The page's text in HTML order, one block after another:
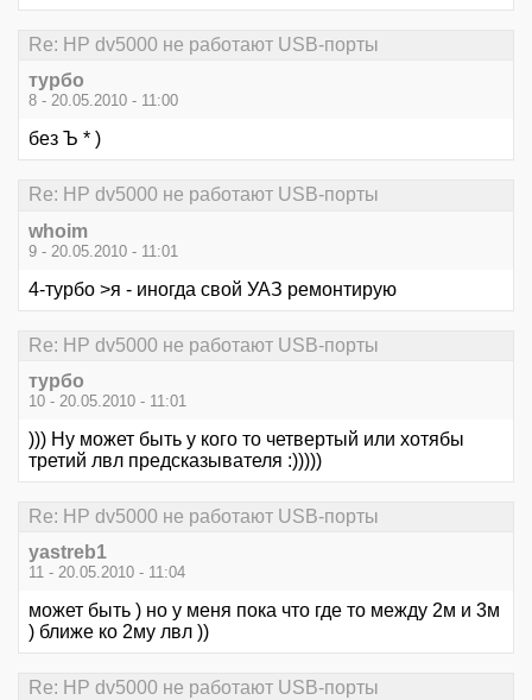
Re: HP dv5000 не работают USB-порты
турбо
8 - 20.05.2010 - 11:00
без Ъ * )
Re: HP dv5000 не работают USB-порты
whoim
9 - 20.05.2010 - 11:01
4-турбо >я - иногда свой УАЗ ремонтирую
Re: HP dv5000 не работают USB-порты
турбо
10 - 20.05.2010 - 11:01
))) Ну может быть у кого то четвертый или хотябы
третий лвл предсказывателя :)))))
Re: HP dv5000 не работают USB-порты
yastreb1
11 - 20.05.2010 - 11:04
может быть ) но у меня пока что где то между 2м и 3м
) ближе ко 2му лвл ))
Re: HP dv5000 не работают USB-порты